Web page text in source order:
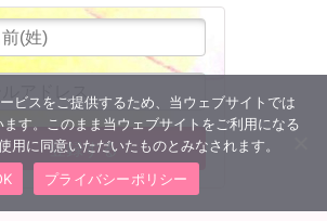
ビスをご提供するため、当ウェブサイトでは
す。このまま当ウェブサイトをご利用になる
用に同意いただいたものとみなされます。
プライバシーポリシー